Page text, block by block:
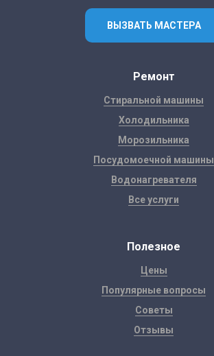
ВЫЗВАТЬ МАСТЕРА
Ремонт
Стиральной машины
Холодильника
Морозильника
Посудомоечной машины
Водонагревателя
Все услуги
Полезное
Цены
Популярные вопросы
Советы
Отзывы